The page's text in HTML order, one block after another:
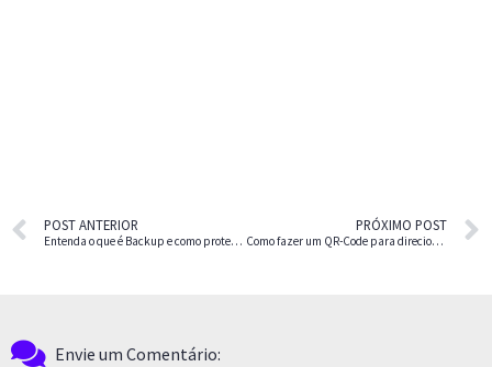
POST ANTERIOR
Entenda o que é Backup e como proteger os arquivos do computador para não perdê-los
PRÓXIMO POST
Como fazer um QR-Code para direcionar para um link em 6 passos
Envie um Comentário: